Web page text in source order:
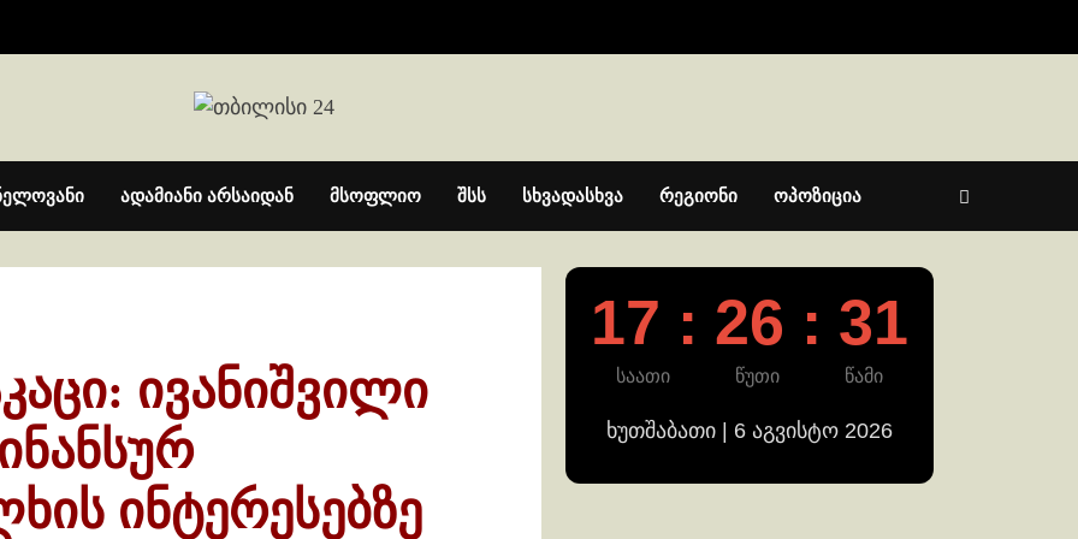
ადამიანი არსაიდან მსოფლიო შსს სხვადასხვა რეგიონი ოპოზიცია
ივანიშვილი
ინტერესებზე
17 : 26 : 31
საათი წუთი წამი
ხუთშაბათი | 6 აგვისტო 2026